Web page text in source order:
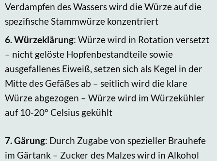
Verdampfen des Wassers wird die Würze auf die
spezifische Stammwürze konzentriert
6.Würzeklärung: Würze wird in Rotation versetzt
– nicht gelöste Hopfenbestandteile sowie
ausgefallenes Eiweiß, setzen sich als Kegel in der
Mitte des Gefäßes ab – seitlich wird die klare
Würze abgezogen – Würze wird im Würzekühler
auf 10-20° Celsius gekühlt
7.Gärung: Durch Zugabe von spezieller Brauhefe
im Gärtank – Zucker des Malzes wird in Alkohol